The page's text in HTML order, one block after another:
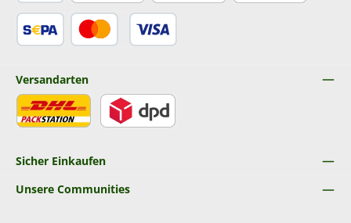
Sicher Einkaufen
Unsere Communities
Versandarten